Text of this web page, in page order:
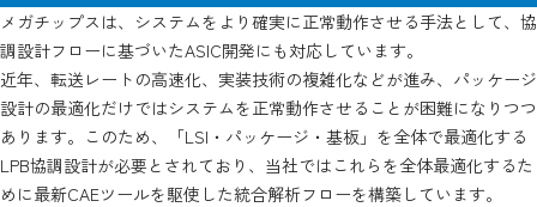
メガチップスは、システムをより確実に正常動作させる手法として、協
調設計フローに基づいたASIC開発にも対応しています。
近年、転送レートの高速化、実装技術の複雑化などが進み、パッケージ
設計の最適化だけではシステムを正常動作させることが困難になりつつ
あります。このため、「LSI・パッケージ・基板」を全体で最適化する
LPB協調設計が必要とされており、当社ではこれらを全体最適化するた
めに最新CAEツールを駆使した統合解析フローを構築しています。